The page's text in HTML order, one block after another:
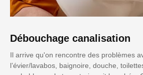
Débouchage canalisation
Il arrive qu'on rencontre des problèmes
l’évier/lavabos, baignoire, douche,